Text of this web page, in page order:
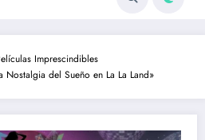
Imprescindibles
Nostalgia del Sueño en La La Land»